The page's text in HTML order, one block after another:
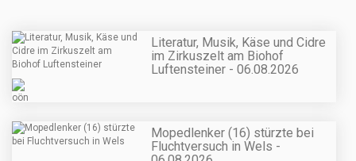
Literatur, Musik, Käse und Cidre
im Zirkuszelt am Biohof
Luftensteiner - 06.08.2026
Mopedlenker (16) stürzte bei
Fluchtversuch in Wels -